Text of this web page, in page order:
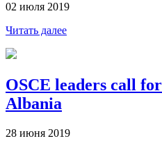
02 июля 2019
Читать далее
OSCE leaders call
Albania
28 июня 2019